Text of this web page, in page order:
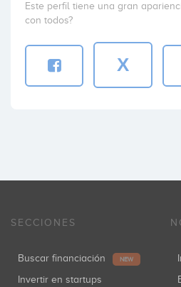
Este perfil tiene una gran
con todos?
X
SECCIONES
Buscar financiación NEW
Invertir en startups